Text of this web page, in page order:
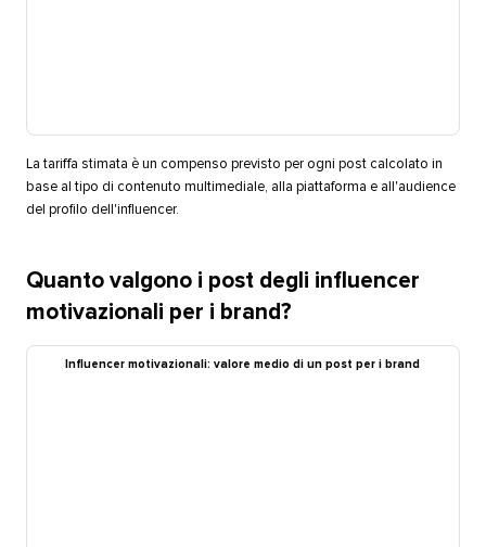
La tariffa stimata è un compenso previsto per ogni post calcolato in
base al tipo di contenuto multimediale, alla piattaforma e all'audience
del profilo dell'influencer.​​
Quanto valgono i post degli influencer
motivazionali per i brand?​​
Influencer motivazionali: valore medio di un post per i brand​​